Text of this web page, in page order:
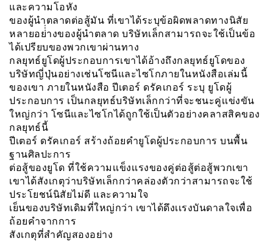
และความโอหัง
ของผู้นำตลาดต่อสู้มัน ที่เขาได้ระบุข้อผิดพลาดทางนิสัย
หลายอย่่่างของผู้นำตลาด บริษัทเล็กสามารถจะใช้เป็นข้อ
ได้เปรียบของพวกเขาผ่านทาง
กลยุทธ์ยูโดผู้ประกอบการเขาได้อ้างถึงกลยุทธ์ยูโดของ
บริษัทญี่ปุ่นอย่างเช่นโซนีและไซโกภายในหนังสือเล่มนี้
ของเขา ภายในหนังสือ ปีเตอร์ ดรัคเกอร์ ระบุ ยูโดผู้
ประกอบการ เป็นกลยุทธ์บริษัทเล็กกว่าที่จะชนะคู่เเข่งขัน
ใหญ่กว่า โซนีและไซโกได้ถูกใช้เป็นตัวอย่างคลาสสิคของ
กลยุทธ์นี้
ปีเตอร์ ดรัคเกอร์ สร้างถ้อยคำยูโดผู้ประกอบการ บนพื้น
ฐานศิลปะการ
ต่อสู้ของยูโด ที่ใช้ความเเข็งเเรงของคู่ต่อสู้ต่อสู้พวกเขา
เขาได้สังเกตุว่าบริษัทเล็กกว่าคล่องตัวกว่าสามารถจะใช้
ประโยชน์นิสัยไม่ดี และความใจ
เย็นของบริษัทเดิมที่ใหญ่กว่า เขาได้ดึงเเรงบันดาลใจเพื่อ
ถ้อยคำจากการ
สังเกตุที่สำคัญสองอย่าง